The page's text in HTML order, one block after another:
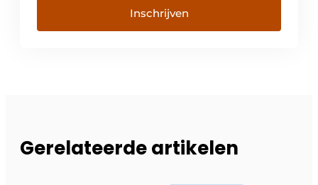
Inschrijven
Gerelateerde artikelen